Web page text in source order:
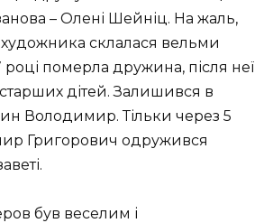
– Олені Шейніц. На жаль,
склалася вельми
році померла дружина, після неї
дітей. Залишився в
Володимир. Тільки через 5
Григорович одружився
був веселим і